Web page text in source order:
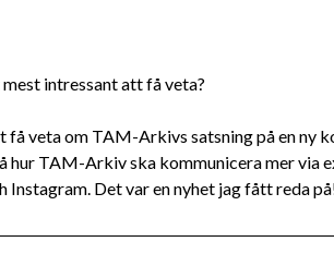
intressant att få veta?
få veta om TAM-Arkivs satsning på en ny
hur TAM-Arkiv ska kommunicera mer via
Instagram. Det var en nyhet jag fått reda